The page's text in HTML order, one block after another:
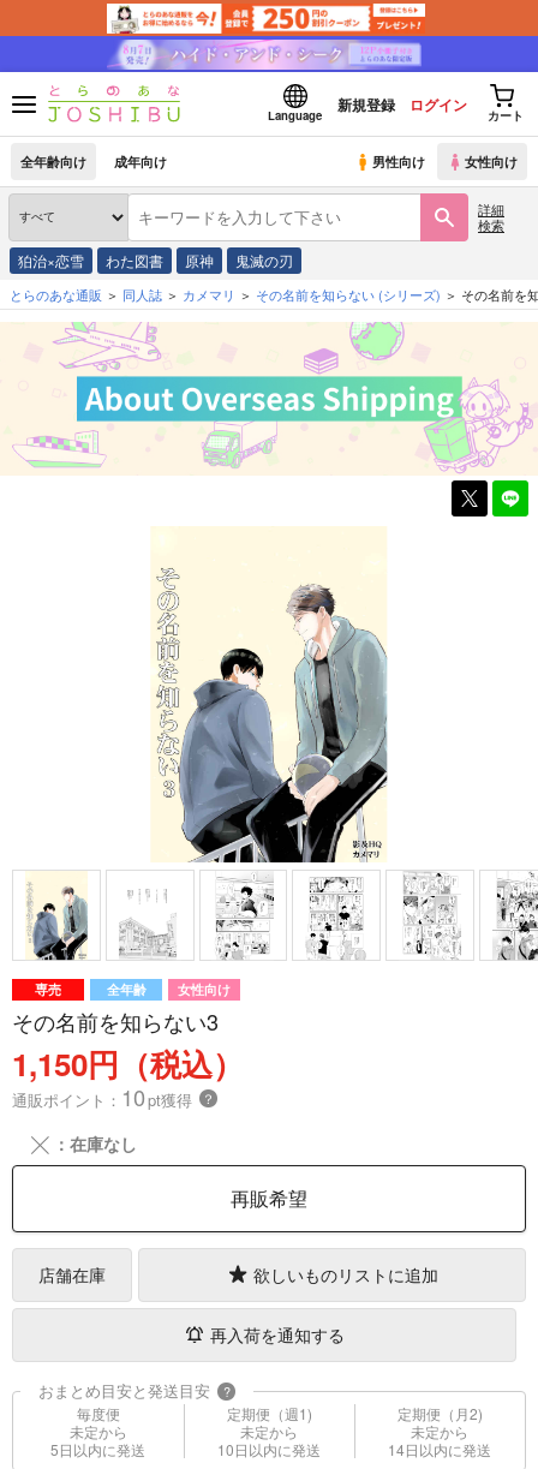
Language
新規登録 ログイン
カート
全年齢向け 成年向け 男性向け 女性向け
詳細
検索
狛治×恋雪 わた図書 原神 鬼滅の刃
とらのあな通販 同人誌 カメマリ その名前を知らない (シリーズ) その名前を
専売 全年齢 女性向け
その名前を知らない3
1,150円（税込）
通販ポイント： 10pt獲得 ？
╳ ：在庫なし
再販希望
店舗在庫 欲しいものリストに追加
再入荷を通知する
おまとめ目安と発送目安 ?
毎度便
未定から
5日以内に発送
定期便（週1)
未定から
10日以内に発送
定期便（月2)
未定から
14日以内に発送